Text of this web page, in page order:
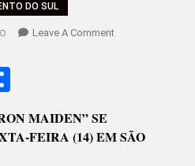
DO SUL
Leave A CommentOn
BECO,
MAIDEN” SE
FEIRA (14) EM SÃO